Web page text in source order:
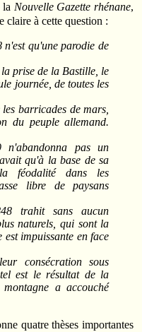
la Nouvelle Gazette rhénane,
claire à cette question :
qu'une parodie de
prise de la Bastille, le
journée, de toutes les
barricades de mars,
du peuple allemand.
n'abandonna pas un
qu'à la base de sa
féodalité dans les
libre de paysans
trahit sans aucun
naturels, qui sont la
impuissante en face
consécration sous
est le résultat de la
a accouché
quatre thèses importantes